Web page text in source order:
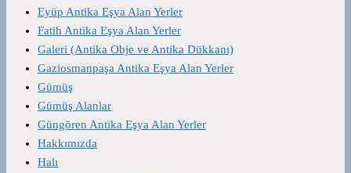
Eyüp Antika Eşya Alan Yerler
Fatih Antika Eşya Alan Yerler
Galeri (Antika Obje ve Antika Dükkanı)
Gaziosmanpaşa Antika Eşya Alan Yerler
Gümüş
Gümüş Alanlar
Güngören Antika Eşya Alan Yerler
Hakkımızda
Halı